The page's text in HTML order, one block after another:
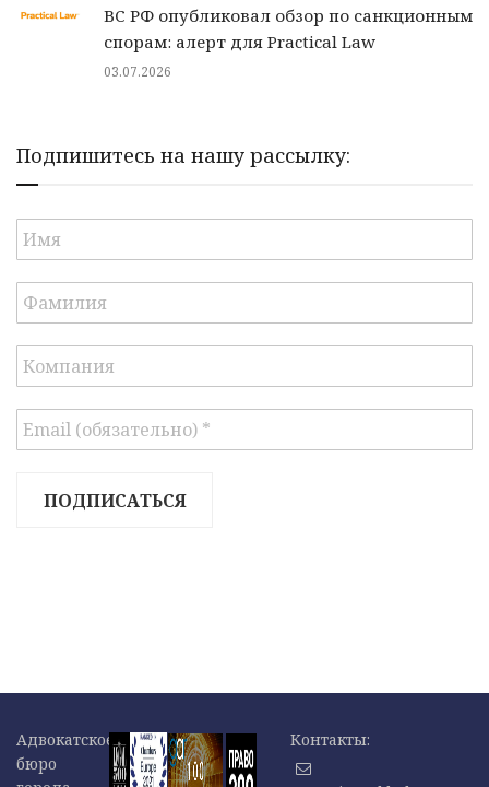
ВС РФ опубликовал обзор по санкционным
спорам: алерт для Practical Law
03.07.2026
Подпишитесь на нашу рассылку:
Адвокатское
бюро
Контакты: